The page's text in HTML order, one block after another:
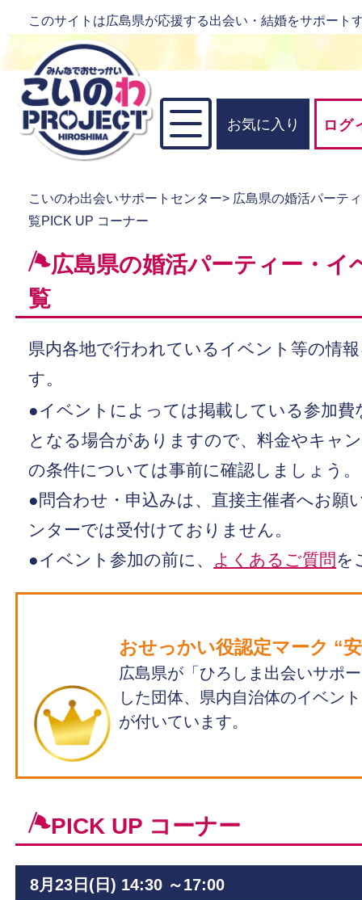
このサイトは広島県が応援する出会い・結婚をサポート
お気に入り ログ
こいのわ出会いサポートセンター> 広島県の婚活パーテ
覧PICK UP コーナー
広島県の婚活パーティー・イ
覧
県内各地で行われているイベント等の情
す。
●イベントによっては掲載している参加費
となる場合がありますので、料金やキャ
の条件については事前に確認しましょう。
●問合わせ・申込みは、直接主催者へお願
ンターでは受付けておりません。
●イベント参加の前に、
よくあるご質問を
おせっかい役認定マーク “
広島県が「ひろしま出会いサポ
した団体、県内自治体のイベン
が付いています。
PICK UP コーナー
8月23日(日) 14:30 ～17:00